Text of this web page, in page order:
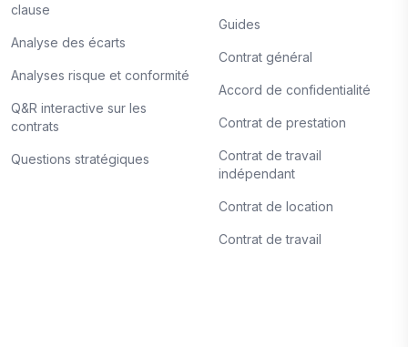
clause
Analyse des écarts
Analyses risque et conformité
Q&R interactive sur les
contrats
Questions stratégiques
Guides
Contrat général
Accord de confidentialité
Contrat de prestation
Contrat de travail
indépendant
Contrat de location
Contrat de travail